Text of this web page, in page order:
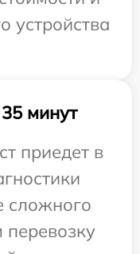
устройства
минут
приедет в
сложного